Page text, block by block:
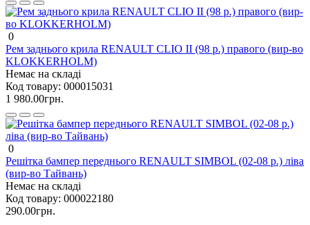
0
Рем заднього крила RENAULT CLIO II (98 р.) правого (вир-во
KLOKKERHOLM)
Немає на складі
Код товару: 000015031
1 980.00грн.
0
Решітка бампер переднього RENAULT SIMBOL (02-08 р.) ліва
(вир-во Тайвань)
Немає на складі
Код товару: 000022180
290.00грн.